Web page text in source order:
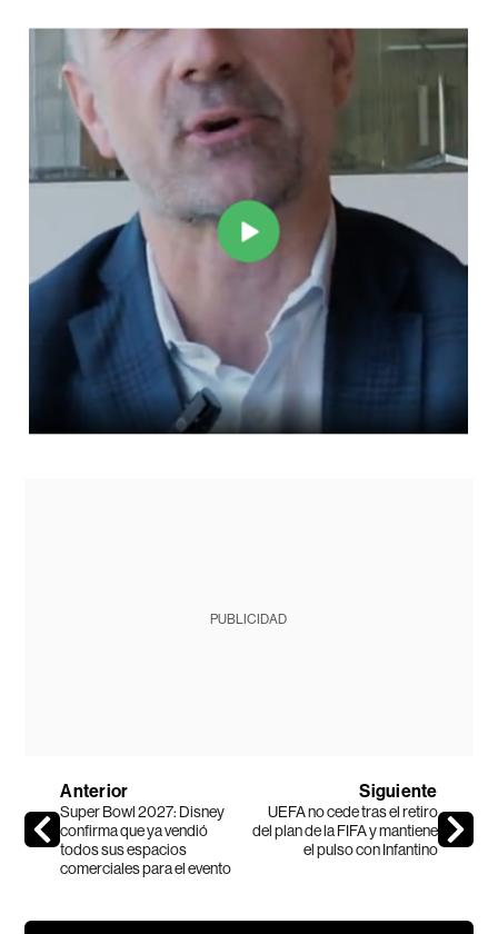
PUBLICIDAD
Anterior
Super Bowl 2027: Disney
confirma que ya vendió
todos sus espacios
comerciales para el evento
Siguiente
UEFA no cede tras el retiro
del plan de la FIFA y mantiene
el pulso con Infantino